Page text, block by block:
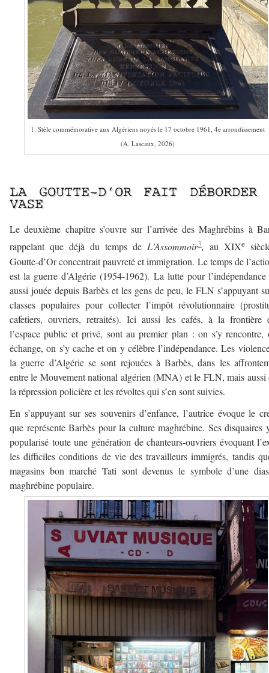
1. Stèle commémorative aux Algériens noyés le 17 octobre 1961, 4e arrondissement
(A. Lascaux, 2026)
LA GOUTTE-D’OR FAIT DÉBORDER
VASE
Le deuxième chapitre s’ouvre sur l’arrivée des Maghrébins à
rappelant que déjà du temps de L’Assommoir3, au XIXe
Goutte-d’Or concentrait pauvreté et immigration. Le temps de
est la guerre d’Algérie (1954-1962). La lutte pour l’indépendance
aussi jouée depuis Barbès et les gens de peu, le FLN s’appuyant
classes populaires pour collecter l’impôt révolutionnaire
cafetiers, ouvriers, retraités). Ici aussi les cafés, à la frontière
l’espace public et privé, sont au premier plan : on s’y rencontre,
échange, on s’y cache et on y célèbre l’indépendance. Les
la guerre d’Algérie se sont rejouées à Barbès, dans les
entre le Mouvement national algérien (MNA) et le FLN, mais aussi
la répression policière et les révoltes qui s’en sont suivies.
En s’appuyant sur ses souvenirs d’enfance, l’autrice évoque le
que représente Barbès pour la culture maghrébine. Ses disquaires
popularisé toute une génération de chanteurs-ouvriers évoquant
les difficiles conditions de vie des travailleurs immigrés, tandis
magasins bon marché Tati sont devenus le symbole d’une
maghrébine populaire.